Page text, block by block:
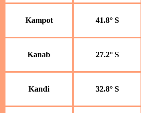
Kampot 41.8° S
Kanab 27.2° S
Kandi 32.8° S